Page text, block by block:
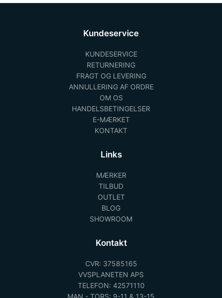
Kundeservice
KUNDESERVICE
RETURNERING
FRAGT OG LEVERING
ANNULLERING AF ORDRE
OM OS
HANDELSBETINGELSER
E-MÆRKET
KONTAKT
Links
MÆRKER
TILBUD
OUTLET
BLOG
SHOWROOM
Kontakt
CVR: 37585165
VVSPLANETEN APS
TELEFON: 42571110
MAN - TORS: 9-11 & 13-15